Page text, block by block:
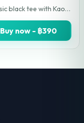
Classic black tee with KaoJai.ai across the chest. Minimal logo-first design in high contrast white. Simple, sharp, and easy to pair with anything.
Buy now - ฿390